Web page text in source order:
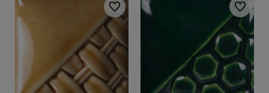
Do ulubionych Do